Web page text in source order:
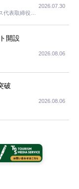
表取締役社
2026.07.30
開設
2026.08.06
破
2026.08.06